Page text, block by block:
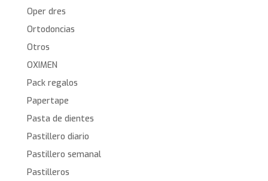
Oper dres
Ortodoncias
Otros
OXIMEN
Pack regalos
Papertape
Pasta de dientes
Pastillero diario
Pastillero semanal
Pastilleros